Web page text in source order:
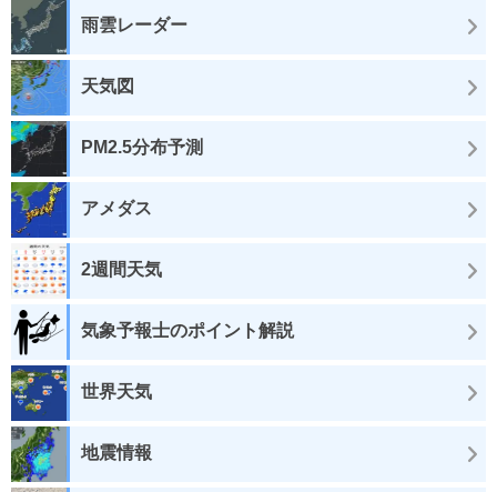
雨雲レーダー
天気図
PM2.5分布予測
アメダス
2週間天気
気象予報士のポイント解説
世界天気
地震情報